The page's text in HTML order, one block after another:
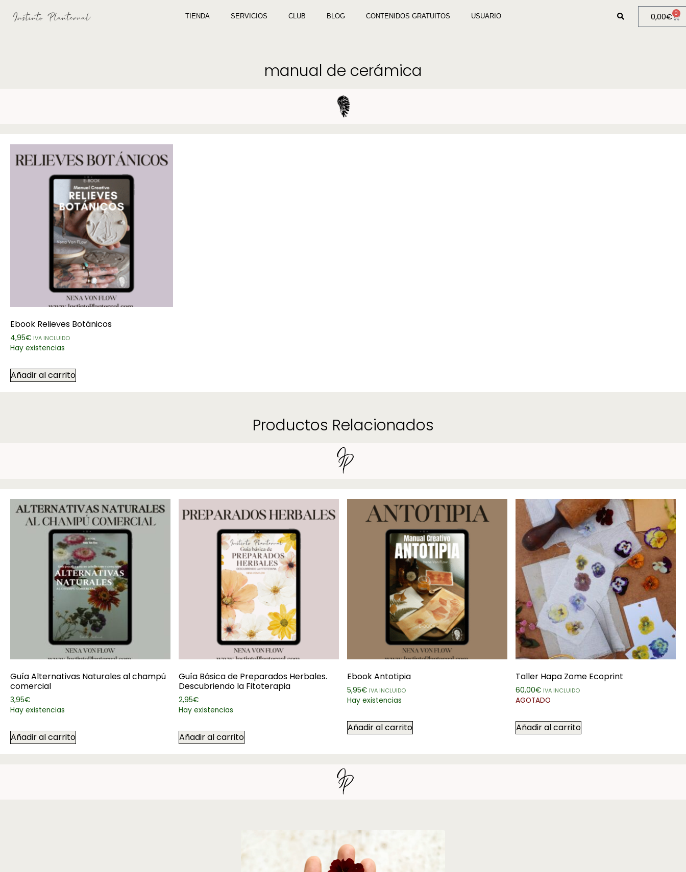
TIENDA SERVICIOS CLUB BLOG CONTENIDOS GRATUITOS USUARIO 0,00€ 0
manual de cerámica
Ebook Relieves Botánicos
4,95€ IVA INCLUIDO
Hay existencias
Añadir al carrito
Productos Relacionados
Guía Alternativas Naturales al champú
comercial
3,95€
Hay existencias
Añadir al carrito
Guía Básica de Preparados Herbales.
Descubriendo la Fitoterapia
2,95€
Hay existencias
Añadir al carrito
Ebook Antotipia
5,95€ IVA INCLUIDO
Hay existencias
Añadir al carrito
Taller Hapa Zome Ecoprint
60,00€ IVA INCLUIDO
AGOTADO
Añadir al carrito